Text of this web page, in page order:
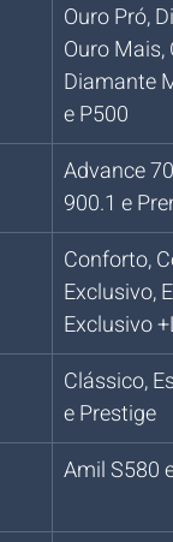
Ouro Pró,
Ouro
Diamante
e P500
Advance
900.1 e
Conforto,
Exclusivo,
Exclusivo
Clássico,
e Prestige
Amil S580